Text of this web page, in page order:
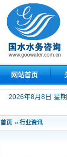
网站首页
2026年8月8日 星
首页 » 行业资讯